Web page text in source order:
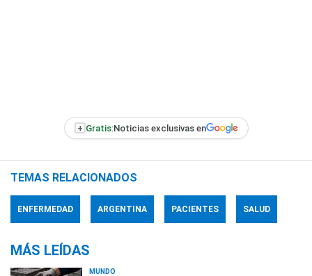
+ Gratis:Noticias exclusivas en
TEMAS RELACIONADOS
ENFERMEDAD ARGENTINA PACIENTES SALUD
MÁS LEÍDAS
MUNDO